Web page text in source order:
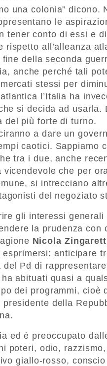
una colonia” dicono.
le
tener conto di essi e
all’alleanza
della seconda
anche perché tali
stessi per
l’Italia ha
si decida ad usarla.
del più forte di turno.
a dare un
caotici. Sappiamo
tra i due, anche
che per
si intrecciano
del negoziato
gli interessi generali
la prudenza con
Nicola
anticipare
Pd di rappresentare
abituati quasi a
dei programmi, cioè
della
ed è preoccupato
poteri, odio,
giallo-rosso,